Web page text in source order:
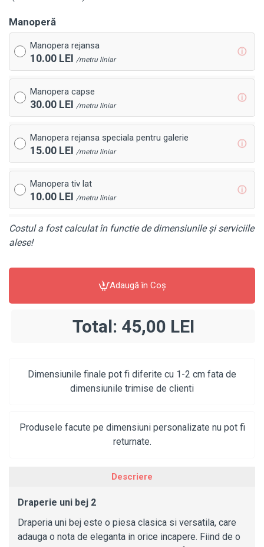
Manoperă
Manopera rejansa
10.00 LEI /metru liniar
ⓘ
Manopera capse
30.00 LEI /metru liniar
ⓘ
Manopera rejansa speciala pentru galerie
15.00 LEI /metru liniar
ⓘ
Manopera tiv lat
10.00 LEI /metru liniar
ⓘ
Costul a fost calculat în functie de dimensiunile și serviciile
alese!
Adaugă în Coş
Total: 45,00 LEI
Dimensiunile finale pot fi diferite cu 1-2 cm fata de
dimensiunile trimise de clienti
Produsele facute pe dimensiuni personalizate nu pot fi
returnate.
Descriere
Draperie uni bej 2
Draperia uni bej este o piesa clasica si versatila, care
adauga o nota de eleganta in orice incapere. Fiind de o